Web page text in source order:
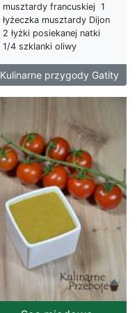
musztardy francuskiej 1
łyżeczka musztardy Dijon
2 łyżki posiekanej natki
1/4 szklanki oliwy
Kulinarne przygody Gatity